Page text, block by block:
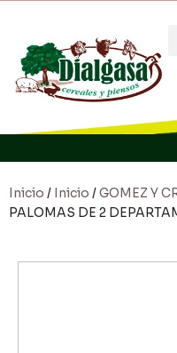
Inicio / Inicio /GOMEZ Y
PALOMAS DE 2